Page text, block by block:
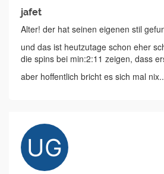
jafet
Alter! der hat seinen eigenen stil
und das ist heutzutage schon eher
die spins bei min:2:11 zeigen, dass
aber hoffentlich bricht es sich mal nix..